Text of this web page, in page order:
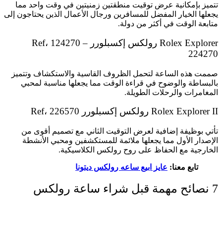
تتميز بإمكانية عرض توقيت منطقتين زمنيتين في وقت واحد مما
يجعلها الخيار المفضل للمسافرين ورجال الأعمال الذين يحتاجون إلى
متابعة الوقت في أكثر من دولة.
Rolex Explorer رولكس إكسبلورر Ref، 124270 –
224270
صممت هذه الساعة لتحمل الظروف القاسية والاستكشاف وتتميز
بالبساطة والوضوح في قراءة الوقت مما يجعلها مناسبة لمحبي
المغامرات والرحلات الطويلة.
Rolex Explorer II رولكس إكسبلورر Ref، 226570
تأتي بوظيفة إضافية لعرض التوقيت الثاني مع تصميم أقوى من
الإصدار الأول مما يجعلها ملائمة للمستكشفين ومحبي الأنشطة
الخارجية مع الحفاظ على روح رولكس الكلاسيكية.
تابع معنا: عايز ابيع ساعه رولكس ديتونا
7 نصائح مهمة قبل شراء ساعة رولكس